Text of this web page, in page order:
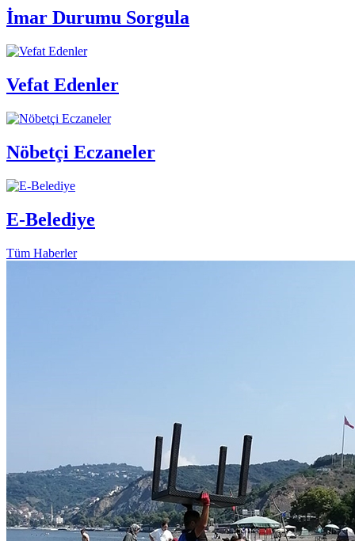
İmar Durumu Sorgula
Vefat Edenler
Nöbetçi Eczaneler
E-Belediye
Tüm Haberler